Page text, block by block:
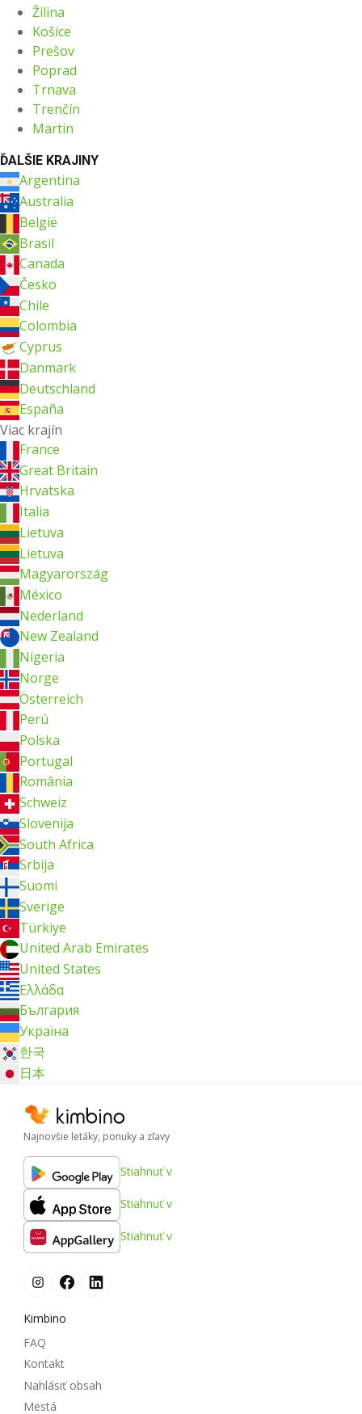
Žilina
Košice
Prešov
Poprad
Trnava
Trenčín
Martin
ĎALŠIE KRAJINY
Argentina
Australia
België
Brasil
Canada
Česko
Chile
Colombia
Cyprus
Danmark
Deutschland
España
Viac krajín
France
Great Britain
Hrvatska
Italia
Lietuva
Lietuva
Magyarország
México
Nederland
New Zealand
Nigeria
Norge
Österreich
Perú
Polska
Portugal
România
Schweiz
Slovenija
South Africa
Srbija
Suomi
Sverige
Türkiye
United Arab Emirates
United States
Ελλάδα
България
Україна
한국
日本
Najnovšie letáky, ponuky a zľavy
Stiahnuť v
Stiahnuť v
Stiahnuť v
Kimbino
FAQ
Kontakt
Nahlásiť obsah
Mestá